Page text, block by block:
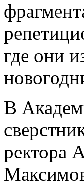
где они
В
ректора